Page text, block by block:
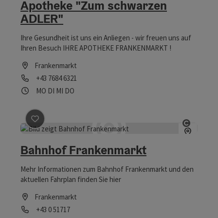
Apotheke "Zum schwarzen
ADLER"
Ihre Gesundheit ist uns ein Anliegen - wir freuen uns auf
Ihren Besuch IHRE APOTHEKE FRANKENMARKT !
Frankenmarkt
Telefon
+43 7684 6321
Öffnungszeiten
MO Montag geöffnet
DI Dienstag geöffnet
MI Mittwoch geöffnet
DODonnerstag geöffnet
Beitrag merken : Bahnhof Frankenmarkt
Bahnhof Frankenmarkt
Mehr Informationen zum Bahnhof Frankenmarkt und den
aktuellen Fahrplan finden Sie hier
Frankenmarkt
Telefon
+43 0 51717